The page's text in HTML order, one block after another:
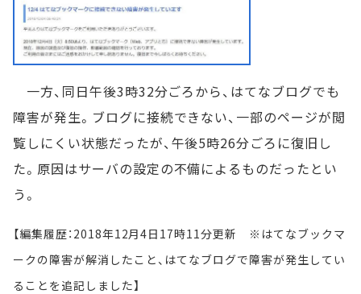
一方、同日午後3時32分ごろから、はてなブログでも
障害が発生。ブログに接続できない、一部のページが閲
覧しにくい状態だったが、午後5時26分ごろに復旧し
た。原因はサーバの設定の不備によるものだったとい
う。
【編集履歴：2018年12月4日17時11分更新 ※はてなブックマ
ークの障害が解消したこと、はてなブログで障害が発生してい
ることを追記しました】